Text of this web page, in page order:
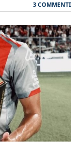
3 COMMENTI